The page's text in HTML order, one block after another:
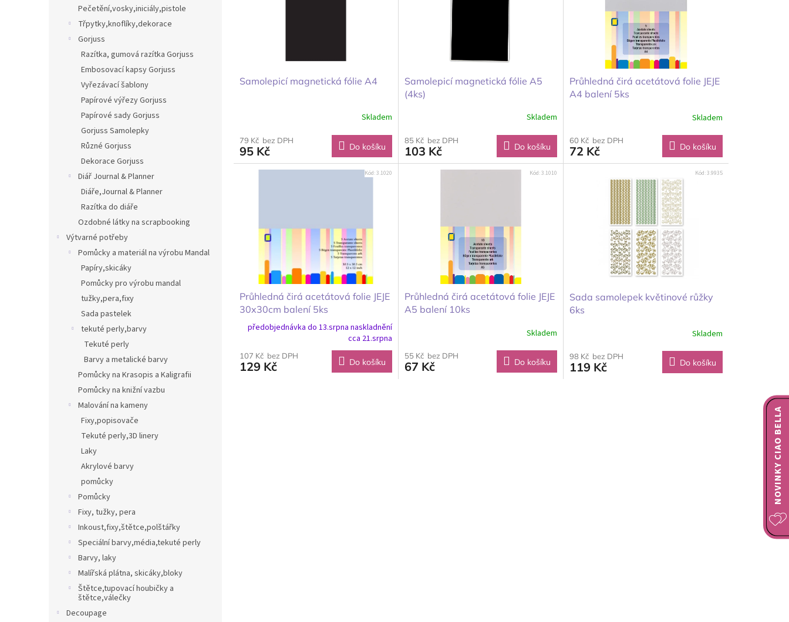
Pečetění,vosky,iniciály,pistole
Třpytky,knoflíky,dekorace
Gorjuss
Razítka, gumová razítka Gorjuss
Embosovací kapsy Gorjuss
Vyřezávací šablony
Papírové výřezy Gorjuss
Papírové sady Gorjuss
Gorjuss Samolepky
Různé Gorjuss
Dekorace Gorjuss
Diář Journal & Planner
Diáře,Journal & Planner
Razítka do diáře
Ozdobné látky na scrapbooking
Výtvarné potřeby
Pomůcky a materiál na výrobu Mandal
Papíry,skicáky
Pomůcky pro výrobu mandal
tužky,pera,fixy
Sada pastelek
tekuté perly,barvy
Tekuté perly
Barvy a metalické barvy
Pomůcky na Krasopis a Kaligrafii
Pomůcky na knižní vazbu
Malování na kameny
Fixy,popisovače
Tekuté perly,3D linery
Laky
Akrylové barvy
pomůcky
Pomůcky
Fixy, tužky, pera
Inkoust,fixy,štětce,polštářky
Speciální barvy,média,tekuté perly
Barvy, laky
Malířská plátna, skicáky,bloky
Štětce,tupovací houbičky a
štětce,válečky
Decoupage
Samolepicí magnetická fólie A4
Skladem
79 Kč bez DPH
95 Kč Do košíku
Samolepicí magnetická fólie A5
(4ks)
Skladem
85 Kč bez DPH
103 Kč Do košíku
Průhledná čirá acetátová folie JEJE
A4 balení 5ks
Skladem
60 Kč bez DPH
72 Kč Do košíku
Průhledná čirá acetátová folie JEJE
30x30cm balení 5ks
předobjednávka do 13.srpna naskladnění
cca 21.srpna
107 Kč bez DPH
129 Kč Do košíku
Kód:3.1020
Průhledná čirá acetátová folie JEJE
A5 balení 10ks
Skladem
55 Kč bez DPH
67 Kč Do košíku
Kód:3.1010
Sada samolepek květinové růžky
6ks
Skladem
98 Kč bez DPH
119 Kč Do košíku
Kód:3.9935
NOVINKY CIAO BELLA